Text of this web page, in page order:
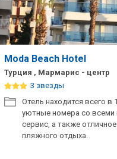
Moda Beach Hotel
Турция , Мармарис - центр
3 звезды
Отель находится всего в
уютные номера со
сервис, а также
пляжного отдыха.